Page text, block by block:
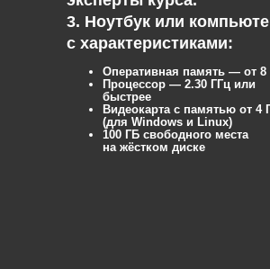
3. Ноутбук или
с характеристиками:
Оперативная память — от 8
Процессор — 2.30 ГГц или
быстрее
Видеокарта с памятью от 4
(для Windows и Linux)
100 ГБ свободного места
на жёстком диске